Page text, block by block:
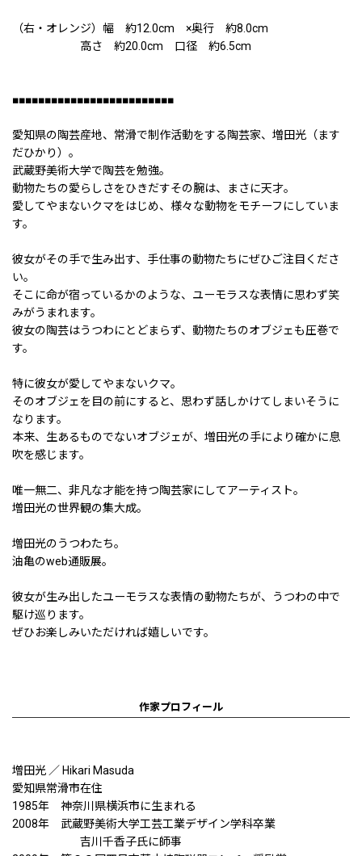
（右・オレンジ）幅 約12.0cm ×奥行 約8.0cm
高さ 約20.0cm 口径 約6.5cm
■■■■■■■■■■■■■■■■■■■■■■■■■
愛知県の陶芸産地、常滑で制作活動をする陶芸家、増田光（ます
だひかり）。
武蔵野美術大学で陶芸を勉強。
動物たちの愛らしさをひきだすその腕は、まさに天才。
愛してやまないクマをはじめ、様々な動物をモチーフにしていま
す。
彼女がその手で生み出す、手仕事の動物たちにぜひご注目くださ
い。
そこに命が宿っているかのような、ユーモラスな表情に思わず笑
みがうまれます。
彼女の陶芸はうつわにとどまらず、動物たちのオブジェも圧巻で
す。
特に彼女が愛してやまないクマ。
そのオブジェを目の前にすると、思わず話しかけてしまいそうに
なります。
本来、生あるものでないオブジェが、増田光の手により確かに息
吹を感じます。
唯一無二、非凡な才能を持つ陶芸家にしてアーティスト。
増田光の世界観の集大成。
増田光のうつわたち。
油亀のweb通販展。
彼女が生み出したユーモラスな表情の動物たちが、うつわの中で
駆け巡ります。
ぜひお楽しみいただければ嬉しいです。
作家プロフィール
増田光 ／ Hikari Masuda
愛知県常滑市在住
1985年 神奈川県横浜市に生まれる
2008年 武蔵野美術大学工芸工業デザイン学科卒業
吉川千香子氏に師事